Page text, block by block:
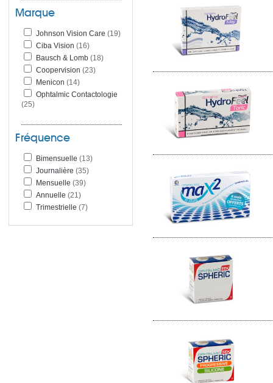
Lunelle
Biofinity (3)
Biomedics(4)
Proclear(10)
Menicon Soft (2)
Menicon Ex(2)
Menifocal Z(1)
Ophtalmic 55
Ophtalmic Aspheric
Ophtalmic Hydrofeel
Ophtalmic Max2
Omniflex
(2)
Ophtalmic Rx(6)
Z6(2)
Marque
Johnson Vision Care (19)
Ciba Vision (16)
Bausch & Lomb (18)
Coopervision (23)
Menicon (14)
Ophtalmic Contactologie
(25)
Fréquence
Bimensuelle (13)
Journalière (35)
Mensuelle (39)
Annuelle (21)
Trimestrielle (7)